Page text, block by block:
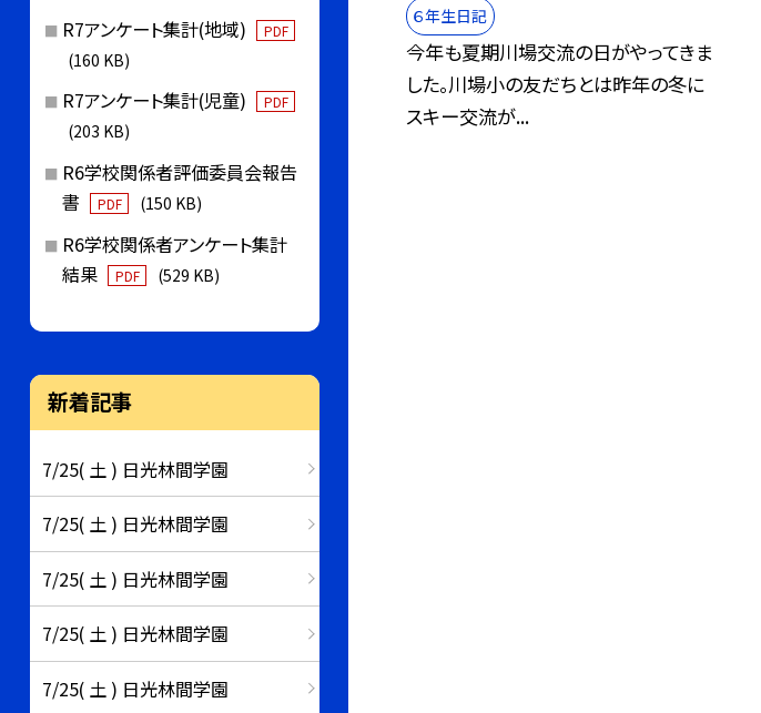
６年生日記
今年も夏期川場交流の日がやってきま
した。川場小の友だちとは昨年の冬に
スキー交流が...
R7アンケート集計(地域) PDF
(160 KB)
R7アンケート集計(児童) PDF
(203 KB)
R6学校関係者評価委員会報告
書
PDF (150 KB)
R6学校関係者アンケート集計
結果
PDF (529 KB)
新着記事
7/25( 土 ) 日光林間学園
7/25( 土 ) 日光林間学園
7/25( 土 ) 日光林間学園
7/25( 土 ) 日光林間学園
7/25( 土 ) 日光林間学園